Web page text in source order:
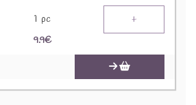
1 pc +
9.9€